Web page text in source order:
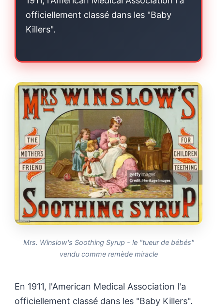
officiellement classé dans les "Baby
Killers".
Mrs. Winslow's Soothing Syrup - le "tueur de bébés"
vendu comme remède miracle
En 1911, l'American Medical Association l'a
officiellement classé dans les "Baby Killers".